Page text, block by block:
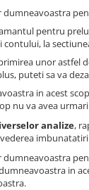
dumneavoastra
pentru
la
unor astfel
puteti sa va
in acest
nu va avea
analize,
dumneavoastra
in